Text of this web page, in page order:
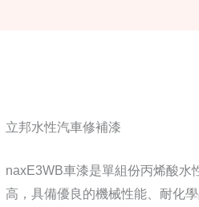
立邦水性汽車修補漆
naxE3WB車漆是單組份丙烯酸水
高，具備優良的機械性能、耐化